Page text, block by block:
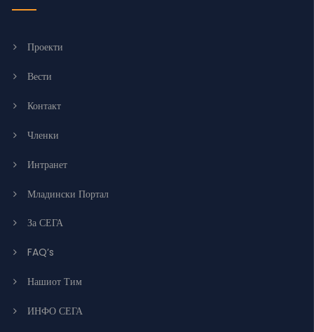
Проекти
Вести
Контакт
Членки
Интранет
Младински Портал
За СЕГА
FAQ’s
Нашиот Тим
ИНФО СЕГА